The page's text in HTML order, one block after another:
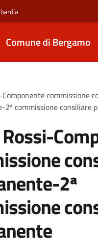
Comune di Bergamo
di pane
Componente commissione
2ª commissione consiliare
2ª